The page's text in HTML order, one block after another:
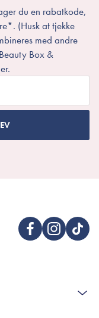
du en rabatkode,
(Husk at tjekke
med andre
Box &